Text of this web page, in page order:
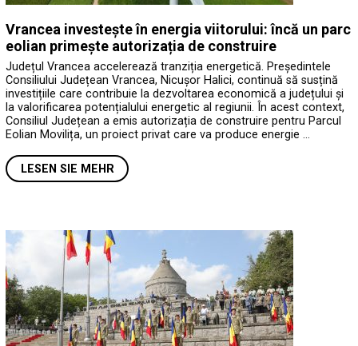
Vrancea investește în energia viitorului: încă un parc
eolian primește autorizația de construire
Județul Vrancea accelerează tranziția energetică. Președintele
Consiliului Județean Vrancea, Nicușor Halici, continuă să susțină
investițiile care contribuie la dezvoltarea economică a județului și
la valorificarea potențialului energetic al regiunii. În acest context,
Consiliul Județean a emis autorizația de construire pentru Parcul
Eolian Movilița, un proiect privat care va produce energie …
LESEN SIE MEHR